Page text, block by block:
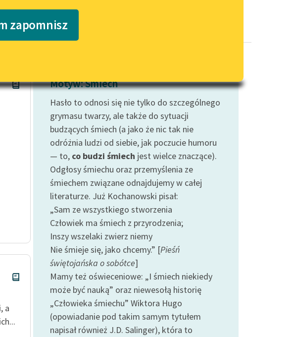
i
Katalog
Katalog w formacie PDF
wrażliwych
Deklaracja dostępności
zapomnisz
a
Motyw: Śmiech
Hasło to odnosi się nie tylko do szczególnego
grymasu twarzy, ale także do sytuacji
budzących śmiech (a jako że nic tak nie
odróżnia ludzi od siebie, jak poczucie humoru
— to, co budzi śmiech jest wielce znaczące).
Odgłosy śmiechu oraz przemyślenia ze
śmiechem związane odnajdujemy w całej
literaturze. Już Kochanowski pisał:
„Sam ze wszystkiego stworzenia
Człowiek ma śmiech z przyrodzenia;
Inszy wszelaki zwierz niemy
Nie śmieje się, jako chcemy.” [Pieśń
świętojańska o sobótce]
Mamy też oświeceniowe: „I śmiech niekiedy
może być nauką” oraz niewesołą historię
„Człowieka śmiechu” Wiktora Hugo
(opowiadanie pod takim samym tytułem
napisał również J.D. Salinger), która to